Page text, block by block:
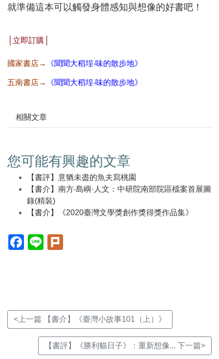
就準備這本可以觸發身體感知與想像的好書吧！
│立即訂購│
國家書店→ 《聞聞大稻埕‧味的散步地》
五南書店→ 《聞聞大稻埕‧味的散步地》
相關文章
您可能有興趣的文章
【書評】意猶未盡的魚夫寫桃園
【書介】南方‧島嶼·人文：中研院南部院區檔案首展圖
錄(精裝)
【書介】《2020臺灣文學獎創作獎得獎作品集》
Facebook(另
開
Line(另
開
<上一篇 【書介】《臺灣小故事101（上）》
【書評】《勝利貓日子》：重新想像... 下一篇>